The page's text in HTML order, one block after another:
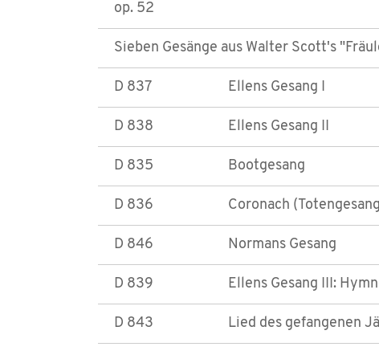
op. 52
Sieben Gesänge aus Walter Scott's
D 837 Ellens Gesang I
D 838 Ellens Gesang II
D 835 Bootgesang
D 836 Coronach
D 846 Normans Gesang
D 839 Ellens Gesang III:
D 843 Lied des gefangenen